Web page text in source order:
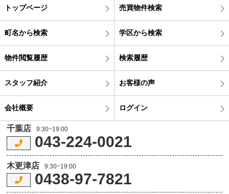
トップページ 売買物件検索
町名から検索 学区から検索
物件閲覧履歴 検索履歴
スタッフ紹介 お客様の声
会社概要 ログイン
千葉店 9:30~19:00
043-224-0021
木更津店 9:30~19:00
0438-97-7821